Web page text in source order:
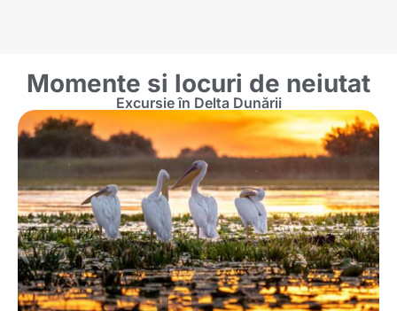
Momente si locuri de neiutat
Excursie în Delta Dunării